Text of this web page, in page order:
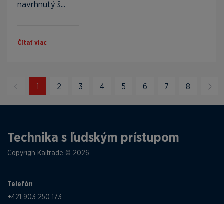
navrhnutý š...
Čítať viac
1 2 3 4 5 6 7 8
Technika s ľudským prístupom
Copyrigh Kaitrade © 2026
Telefón
+421 903 250 173